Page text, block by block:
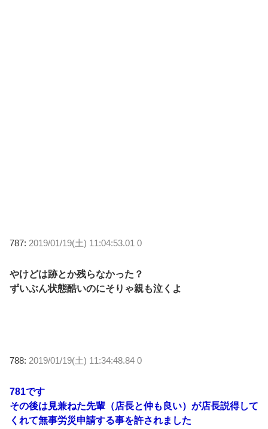
787: 2019/01/19(土) 11:04:53.01 0
やけどは跡とか残らなかった？
ずいぶん状態酷いのにそりゃ親も泣くよ
788: 2019/01/19(土) 11:34:48.84 0
781です
その後は見兼ねた先輩（店長と仲も良い）が店長説得して
くれて無事労災申請する事を許されました